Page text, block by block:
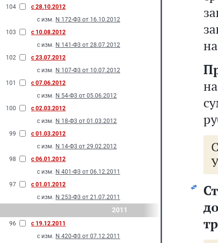
104
с 28.10.2012
с изм. N 172-Ф3 от 16.10.2012
103
с 10.08.2012
с изм. N 141-Ф3 от 28.07.2012
102
с 23.07.2012
с изм. N 107-Ф3 от 10.07.2012
101
с 07.06.2012
с изм. N 54-Ф3 от 05.06.2012
100
с 02.03.2012
с изм. N 18-Ф3 от 01.03.2012
99
с 01.03.2012
с изм. N 14-Ф3 от 29.02.2012
98
с 06.01.2012
с изм. N 401-Ф3 от 06.12.2011
97
с 01.01.2012
с изм. N 253-Ф3 от 21.07.2011
2011
96
с 19.12.2011
с изм. N 420-Ф3 от 07.12.2011